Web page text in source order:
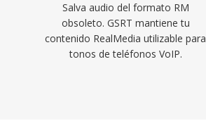
Salva audio del formato RM
obsoleto. GSRT mantiene tu
contenido RealMedia utilizable para
tonos de teléfonos VoIP.